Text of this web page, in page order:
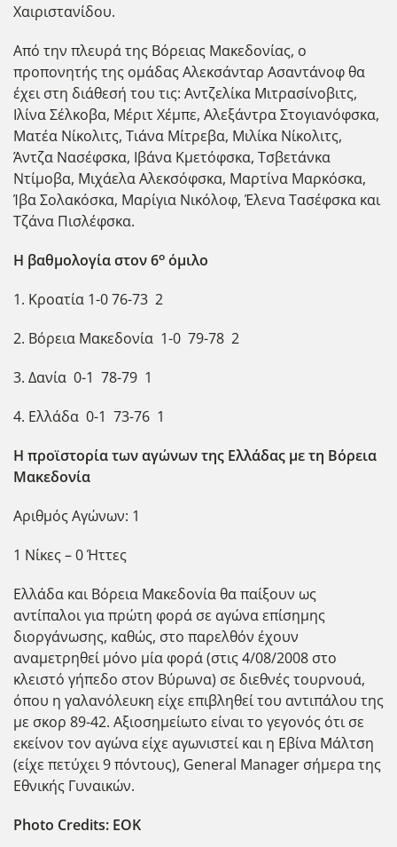
Χαιριστανίδου.
Από την πλευρά της Βόρειας Μακεδονίας, ο
προπονητής της ομάδας Αλεκσάνταρ Ασαντάνοφ θα
έχει στη διάθεσή του τις: Αντζελίκα Μιτρασίνοβιτς,
Ιλίνα Σέλκοβα, Μέριτ Χέμπε, Αλεξάντρα Στογιανόφσκα,
Ματέα Νίκολιτς, Τιάνα Μίτρεβα, Μιλίκα Νίκολιτς,
Άντζα Νασέφσκα, Ιβάνα Κμετόφσκα, Τσβετάνκα
Ντίμοβα, Μιχάελα Αλεκσόφσκα, Μαρτίνα Μαρκόσκα,
Ίβα Σολακόσκα, Μαρίγια Νικόλοφ, Έλενα Τασέφσκα και
Τζάνα Πισλέφσκα.
Η βαθμολογία στον 6ο όμιλο
1. Κροατία 1-0 76-73 2
2. Βόρεια Μακεδονία 1-0 79-78 2
3. Δανία 0-1 78-79 1
4. Ελλάδα 0-1 73-76 1
Η προϊστορία των αγώνων της Ελλάδας με τη Βόρεια
Μακεδονία
Αριθμός Αγώνων: 1
1 Νίκες – 0 Ήττες
Ελλάδα και Βόρεια Μακεδονία θα παίξουν ως
αντίπαλοι για πρώτη φορά σε αγώνα επίσημης
διοργάνωσης, καθώς, στο παρελθόν έχουν
αναμετρηθεί μόνο μία φορά (στις 4/08/2008 στο
κλειστό γήπεδο στον Βύρωνα) σε διεθνές τουρνουά,
όπου η γαλανόλευκη είχε επιβληθεί του αντιπάλου της
με σκορ 89-42. Αξιοσημείωτο είναι το γεγονός ότι σε
εκείνον τον αγώνα είχε αγωνιστεί και η Εβίνα Μάλτση
(είχε πετύχει 9 πόντους), General Manager σήμερα της
Εθνικής Γυναικών.
Photo Credits: EOK